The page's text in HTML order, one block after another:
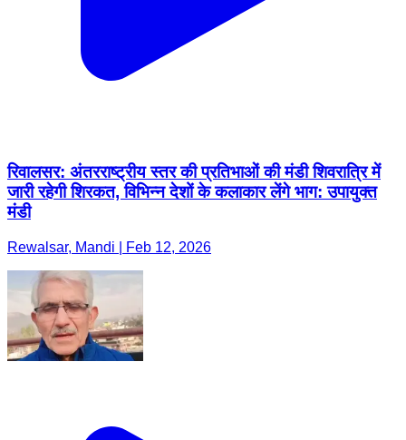
रिवालसर: अंतरराष्ट्रीय स्तर की प्रतिभाओं की मंडी शिवरात्रि में
जारी रहेगी शिरकत, विभिन्न देशों के कलाकार लेंगे भाग: उपायुक्त
मंडी
Rewalsar, Mandi | Feb 12, 2026